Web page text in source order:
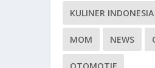
KULINER INDONESIA
MOM NEWS